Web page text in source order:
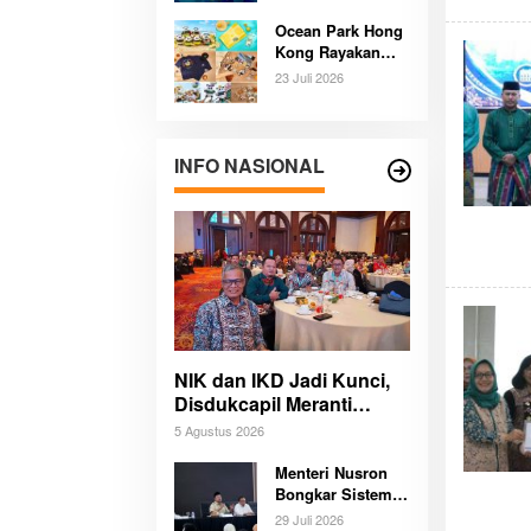
Budaya dan Alam
Tak Terlupakan
Bersama
Ocean Park Hong
Kong Rayakan
Ulang Tahun
Pulang Mobil
Listrik Mewah
23 Juli 2026
INFO NASIONAL
NIK dan IKD Jadi Kunci,
Disdukcapil Meranti
Percepat Revolusi
5 Agustus 2026
Menteri Nusron
Bongkar Sistem
Karier Baru
29 Juli 2026